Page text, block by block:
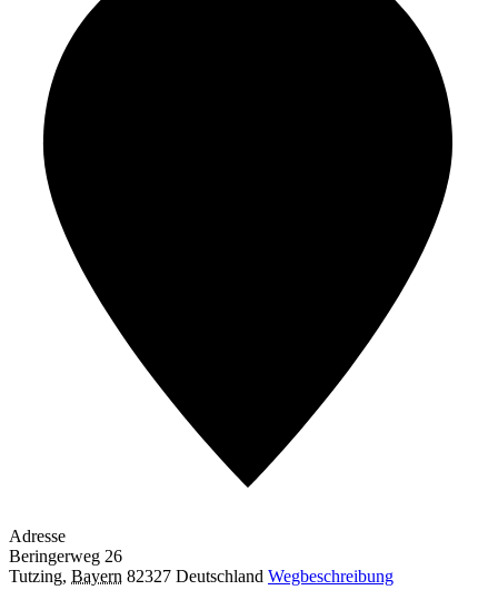
Adresse
Beringerweg 26
Tutzing, Bayern 82327 Deutschland Wegbeschreibung